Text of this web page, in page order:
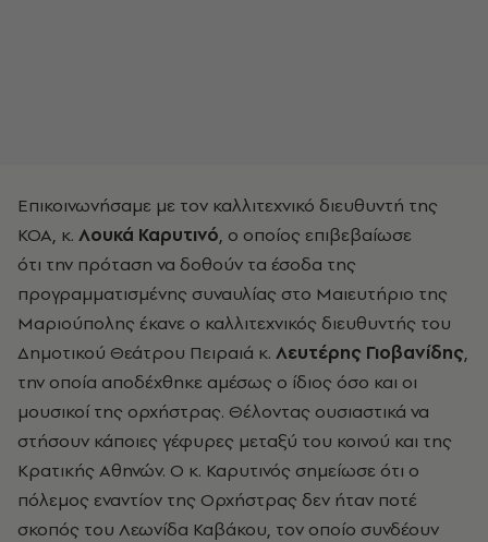
Επικοινωνήσαμε με τον καλλιτεχνικό διευθυντή της
ΚΟΑ, κ. Λουκά Καρυτινό, ο οποίος επιβεβαίωσε
ότι την πρόταση να δοθούν τα έσοδα της
προγραμματισμένης συναυλίας στο Μαιευτήριο της
Μαριούπολης έκανε ο καλλιτεχνικός διευθυντής του
Δημοτικού Θεάτρου Πειραιά κ. Λευτέρης Γιοβανίδης,
την οποία αποδέχθηκε αμέσως ο ίδιος όσο και οι
μουσικοί της ορχήστρας. Θέλοντας ουσιαστικά να
στήσουν κάποιες γέφυρες μεταξύ του κοινού και της
Κρατικής Αθηνών. Ο κ. Καρυτινός σημείωσε ότι ο
πόλεμος εναντίον της Ορχήστρας δεν ήταν ποτέ
σκοπός του Λεωνίδα Καβάκου, τον οποίο συνδέουν